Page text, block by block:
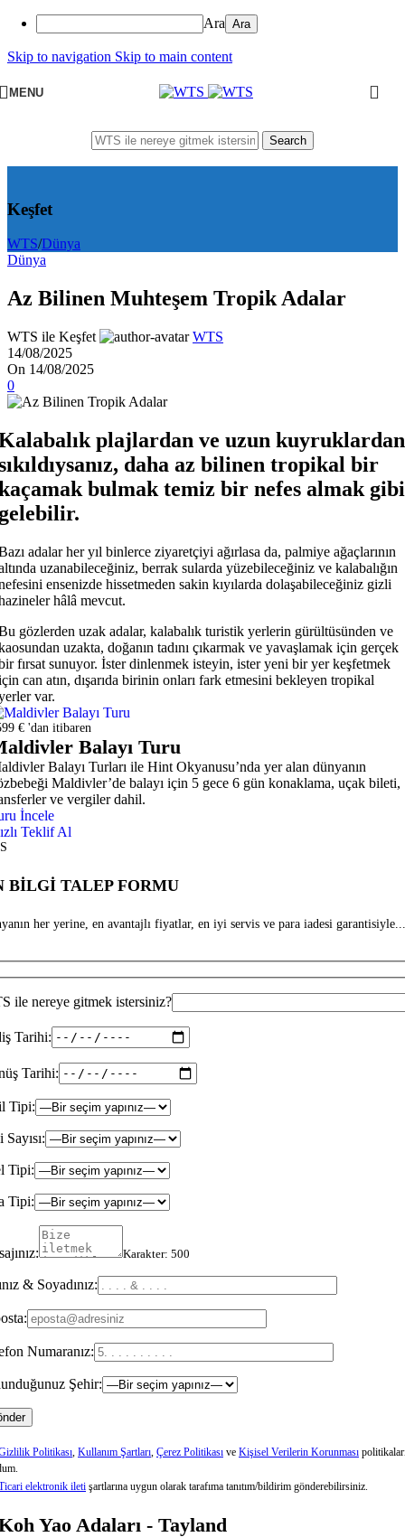
Ara
Skip to navigation Skip to main content
MENU
Search
Keşfet
WTS/Dünya
Dünya
Az Bilinen Muhteşem Tropik Adalar
WTS ile Keşfet
WTS
14/08/2025
On 14/08/2025
0
plajlardan ve uzun kuyruklardan
daha az bilinen tropikal bir
bulmak temiz bir nefes almak gibi
adalar her yıl binlerce ziyaretçiyi ağırlasa da, palmiye ağaçlarının
uzanabileceğiniz, berrak sularda yüzebileceğiniz ve kalabalığın
ensenizde hissetmeden sakin kıyılarda dolaşabileceğiniz gizli
hâlâ mevcut.
gözlerden uzak adalar, kalabalık turistik yerlerin gürültüsünden ve
uzakta, doğanın tadını çıkarmak ve yavaşlamak için gerçek
fırsat sunuyor. İster dinlenmek isteyin, ister yeni bir yer keşfetmek
can atın, dışarıda birinin onları fark etmesini bekleyen tropikal
var.
€ 'dan itibaren
Balayı Turu
Balayı Turları ile Hint Okyanusu’nda yer alan dünyanın
Maldivler’de balayı için 5 gece 6 gün konaklama, uçak bileti,
ve vergiler dahil.
İncele
Teklif Al
BİLGİ TALEP FORMU
her yerine, en avantajlı fiyatlar, en iyi servis ve para iadesi
ile nereye gitmek istersiniz?
Tarihi:
Tarihi:
Tipi:
Tipi:
Tipi:
Karakter: 500
& Soyadınız:
Numaranız:
Şehir:
Politikası Kullanım Şartları Çerez Politikası ve Kişisel Verilerin Korunması
elektronik ileti şartlarına uygun olarak tarafıma tanıtım/bildirim gönderebilirsiniz.
Yao Adaları - Tayland